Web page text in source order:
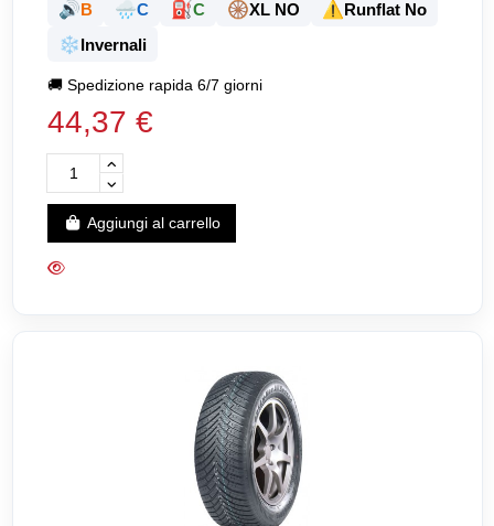
🔊B 🌧️C ⛽C 🛞XL NO ⚠️Runflat No
❄️Invernali
🚚Spedizione rapida 6/7 giorni
44,37 €
Aggiungi al carrello